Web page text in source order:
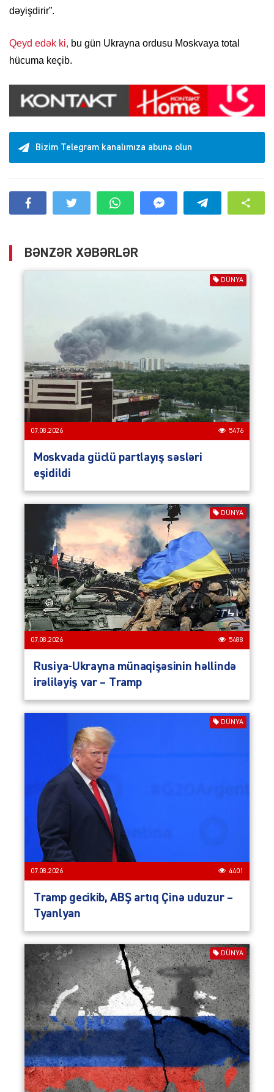
dəyişdirir”.
Qeyd edək ki, bu gün Ukrayna ordusu Moskvaya total
hücuma keçib.
Bizim Telegram kanalımıza abunə olun
BƏNZƏR XƏBƏRLƏR
DÜNYA
07.08.2026 5476
Moskvada güclü partlayış səsləri
eşidildi
DÜNYA
07.08.2026 5488
Rusiya-Ukrayna münaqişəsinin həllində
irəliləyiş var – Tramp
DÜNYA
07.08.2026 4401
Tramp gecikib, ABŞ artıq Çinə uduzur –
Tyanlyan
DÜNYA